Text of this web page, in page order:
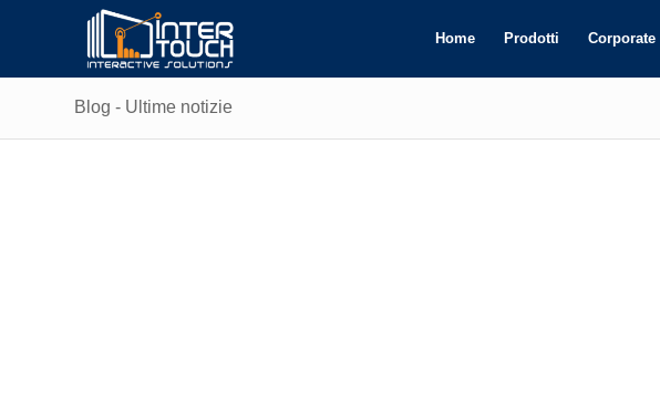
Home Prodotti Corporate
Blog - Ultime notizie